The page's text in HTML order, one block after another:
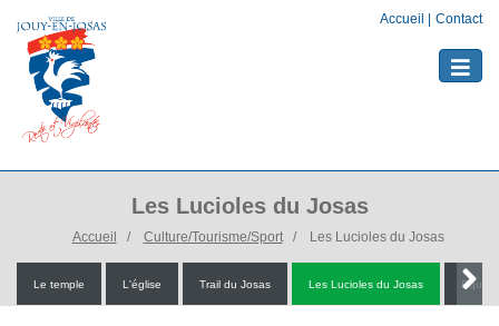
Accueil Contact
Toggle
Les Lucioles du Josas
Accueil Culture/Tourisme/Sport Les Lucioles du Josas
Le temple L'église Trail du Josas Les Lucioles du Josas